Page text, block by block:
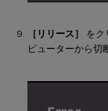
［リリース］
をク
ピューターから切